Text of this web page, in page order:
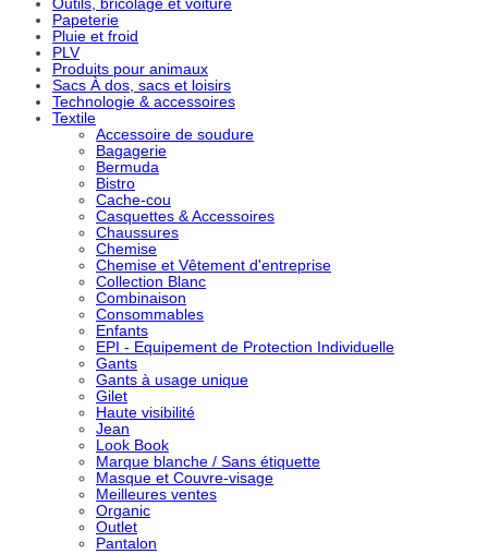
Outils, bricolage et voiture
Papeterie
Pluie et froid
PLV
Produits pour animaux
Sacs À dos, sacs et loisirs
Technologie & accessoires
Textile
Accessoire de soudure
Bagagerie
Bermuda
Bistro
Cache-cou
Casquettes & Accessoires
Chaussures
Chemise
Chemise et Vêtement d'entreprise
Collection Blanc
Combinaison
Consommables
Enfants
EPI - Equipement de Protection Individuelle
Gants
Gants à usage unique
Gilet
Haute visibilité
Jean
Look Book
Marque blanche / Sans étiquette
Masque et Couvre-visage
Meilleures ventes
Organic
Outlet
Pantalon